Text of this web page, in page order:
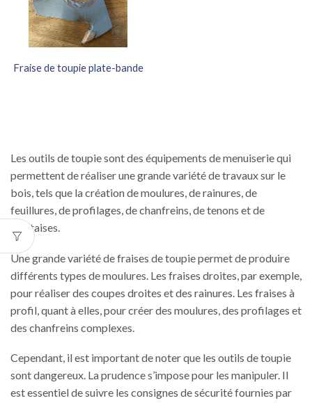
Fraise de toupie plate-bande
Les outils de toupie sont des équipements de menuiserie qui
permettent de réaliser une grande variété de travaux sur le
bois, tels que la création de moulures, de rainures, de
feuillures, de profilages, de chanfreins, de tenons et de
mortaises.
Une grande variété de fraises de toupie permet de produire
différents types de moulures. Les fraises droites, par exemple,
pour réaliser des coupes droites et des rainures. Les fraises à
profil, quant à elles, pour créer des moulures, des profilages et
des chanfreins complexes.
Cependant, il est important de noter que les outils de toupie
sont dangereux. La prudence s’impose pour les manipuler. Il
est essentiel de suivre les consignes de sécurité fournies par